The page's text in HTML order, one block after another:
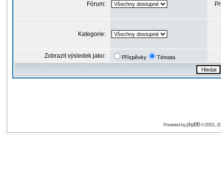
Fórum:
Kategorie:
Zobrazit výsledek jako: Příspěvky Témata
Powered byphpBB© 2001,